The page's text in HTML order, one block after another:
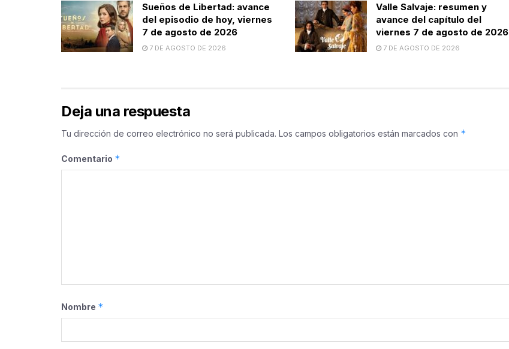
Sueños de Libertad: avance
del episodio de hoy, viernes
7 de agosto de 2026
7 DE AGOSTO DE 2026
Valle Salvaje: resumen y
avance del capítulo del
viernes 7 de agosto de 2026
7 DE AGOSTO DE 2026
Deja una respuesta
Tu dirección de correo electrónico no será publicada. Los campos obligatorios están marcados con *
Comentario *
Nombre *